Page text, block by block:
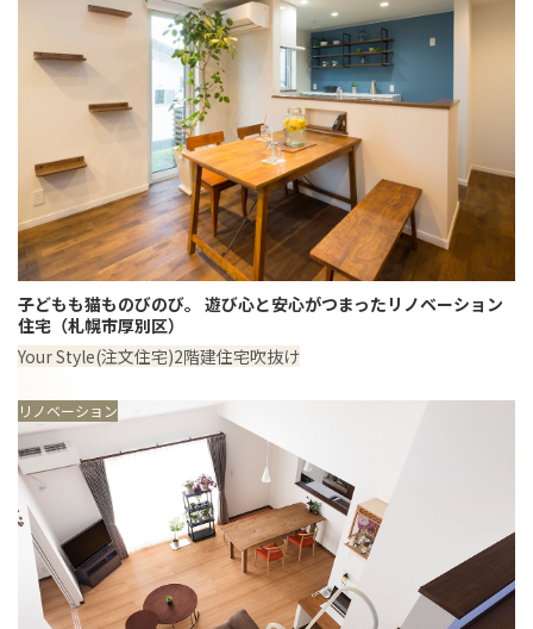
子どもも猫ものびのび。 遊び心と安心がつまったリノベーション
住宅（札幌市厚別区）
Your Style(注文住宅)2階建住宅吹抜け
リノベーション